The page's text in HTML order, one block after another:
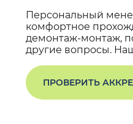
Персональный
комфортное
демонтаж-монтаж,
другие вопросы.
ПРОВЕРИТЬ